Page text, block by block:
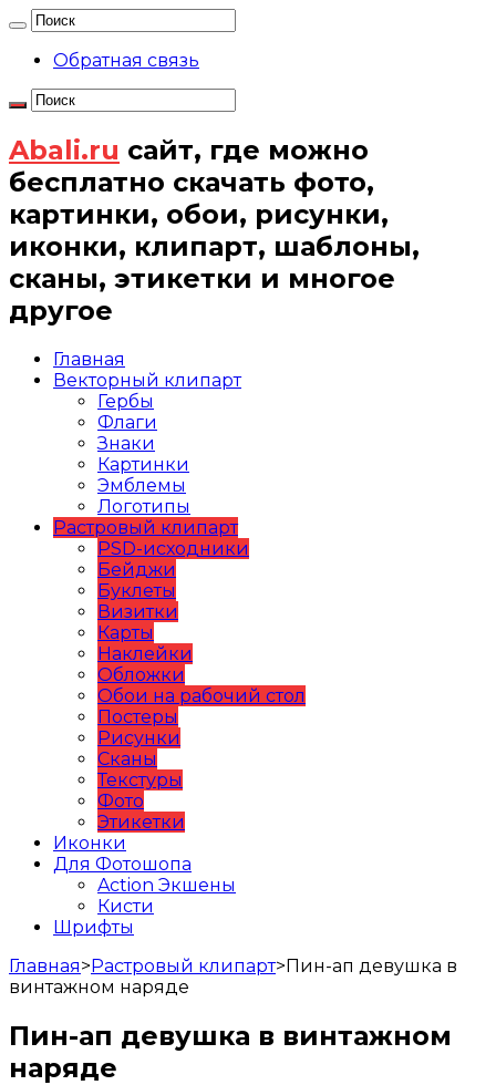
Обратная связь
Abali.ru сайт, где можно
бесплатно скачать фото,
картинки, обои, рисунки,
иконки, клипарт, шаблоны,
сканы, этикетки и многое
другое
Главная
Векторный клипарт
Гербы
Флаги
Знаки
Картинки
Эмблемы
Логотипы
Растровый клипарт
PSD-исходники
Бейджи
Буклеты
Визитки
Карты
Наклейки
Обложки
Обои на рабочий стол
Постеры
Рисунки
Сканы
Текстуры
Фото
Этикетки
Иконки
Для Фотошопа
Action Экшены
Кисти
Шрифты
Главная>Растровый клипарт>Пин-ап девушка в
винтажном наряде
Пин-ап девушка в винтажном
наряде